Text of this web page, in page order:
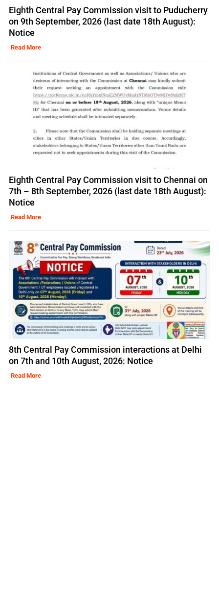
Eighth Central Pay Commission visit to Puducherry
on 9th September, 2026 (last date 18th August):
Notice
Read More
Eighth Central Pay Commission visit to Chennai on
7th – 8th September, 2026 (last date 18th August):
Notice
Read More
8th Central Pay Commission interactions at Delhi
on 7th and 10th August, 2026: Notice
Read More